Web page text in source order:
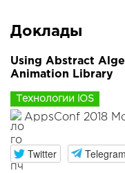
Доклады
Using Abstract
Animation Library
Технологии iOS
AppsConf 2018
Twitter Telegram